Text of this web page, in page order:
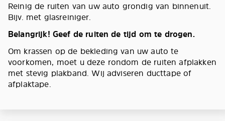
Reinig de ruiten van uw auto grondig van binnenuit.
Bijv. met glasreiniger.
Belangrijk! Geef de ruiten de tijd om te drogen.
Om krassen op de bekleding van uw auto te
voorkomen, moet u deze rondom de ruiten afplakken
met stevig plakband. Wij adviseren ducttape of
afplaktape.